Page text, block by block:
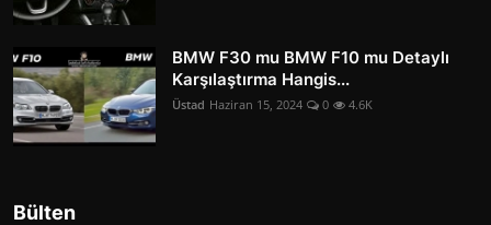
BMW F30 mu BMW F10 mu Detaylı
Karşılaştırma Hangis...
Üstad Haziran 15, 2024 0 4.6K
Bülten